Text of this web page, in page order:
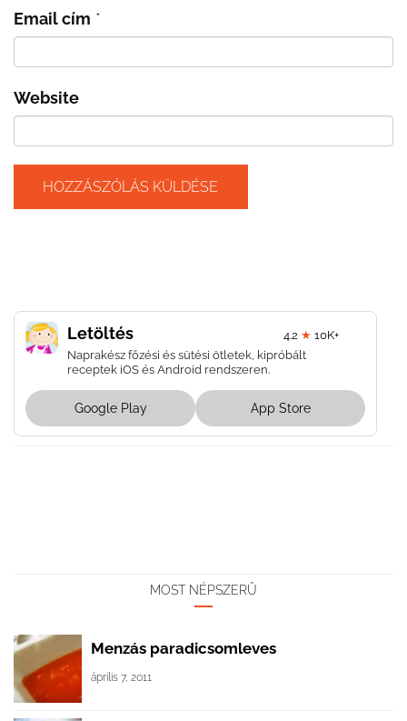
Email cím *
Website
Letöltés 4.2 ★ 10K+
Naprakész főzési és sütési ötletek, kipróbált
receptek iOS és Android rendszeren.
Google Play App Store
MOST NÉPSZERŰ
Menzás paradicsomleves
április 7, 2011